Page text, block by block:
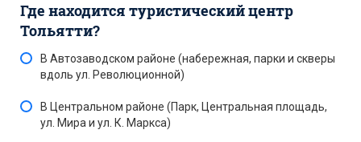
Где находится туристический центр
Тольятти?
В Автозаводском районе (набережная, парки и скверы
вдоль ул. Революционной)
В Центральном районе (Парк, Центральная площадь,
ул. Мира и ул. К. Маркса)